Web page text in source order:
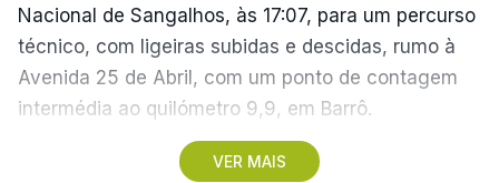
VER MAIS
Nacional de Sangalhos, às 17:07, para um percurso
técnico, com ligeiras subidas e descidas, rumo à
Avenida 25 de Abril, com um ponto de contagem
intermédia ao quilómetro 9,9, em Barrô.
Vencedor das edições de 2024 e de 2025 e mais